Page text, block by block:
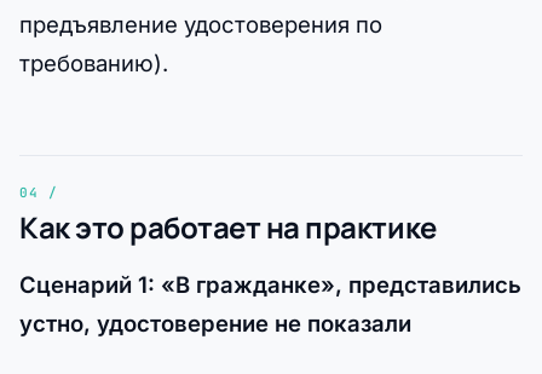
предъявление удостоверения по
требованию).
Как это работает на практике
Сценарий 1: «В гражданке», представились
устно, удостоверение не показали